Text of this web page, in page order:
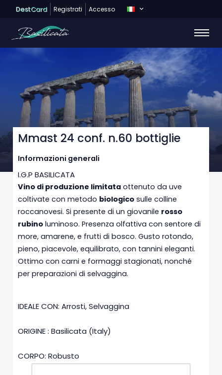
DestCard Registrati Accesso
Mmast 24 conf. n.60 bottiglie
Informazioni generali
I.G.P BASILICATA
Vino di produzione limitata ottenuto da uve
coltivate con metodo biologico sulle colline
roccanovesi. Si presente di un giovanile rosso
rubino luminoso. Presenza olfattiva con sentore di
more, amarene, e frutti di bosco. Gusto rotondo,
pieno, piacevole, equilibrato, con tannini eleganti.
Ottimo con carni e formaggi stagionati, nonché
per preparazioni di selvaggina.
IDEALE CON: Arrosti, Selvaggina
ORIGINE : Basilicata (Italy)
CORPO: Robusto